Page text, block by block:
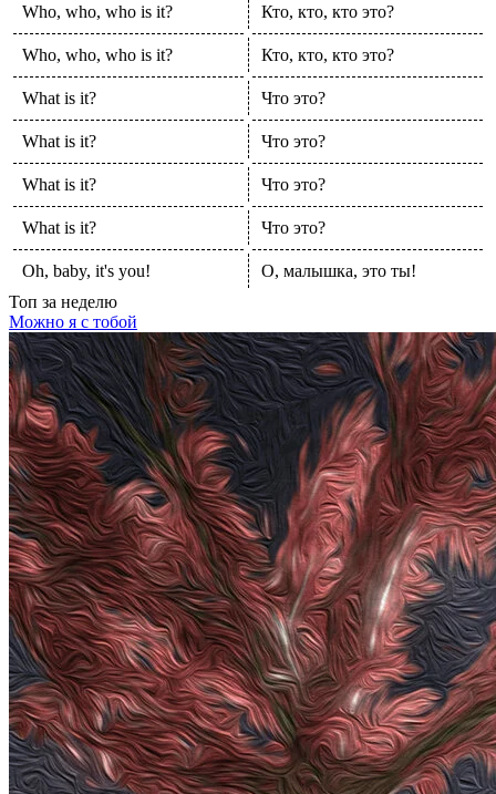
Who, who, who is it?
Who, who, who is it?
What is it?
What is it?
What is it?
What is it?
Oh, baby, it's you!
Кто, кто, кто это?
Кто, кто, кто это?
Что это?
Что это?
Что это?
Что это?
О, малышка, это ты!
Топ за неделю
Можно я с тобой